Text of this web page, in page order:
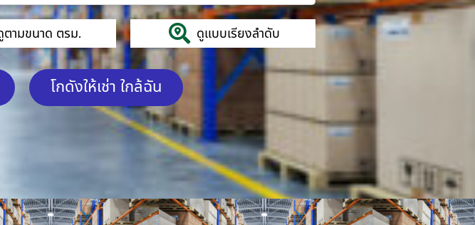
ตามขนาด ตรม. ดูแบบเรียงลำดับ
โกดังให้เช่า ใกล้ฉัน